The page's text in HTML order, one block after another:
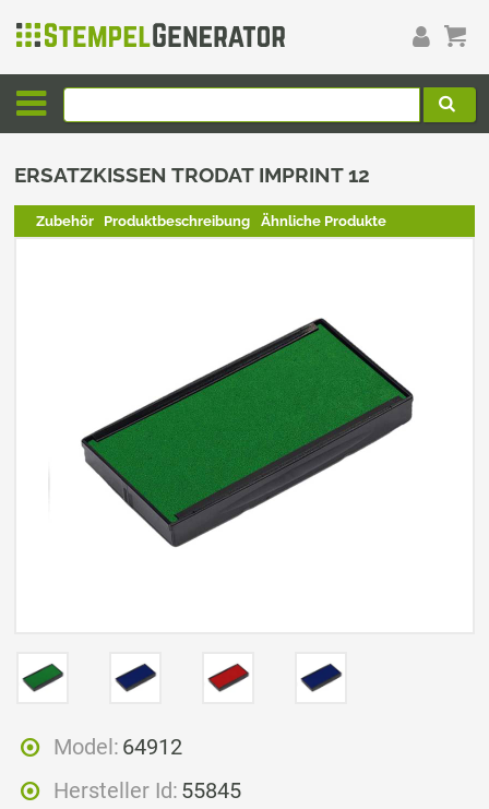
ERSATZKISSEN TRODAT IMPRINT 12
Zubehör Produktbeschreibung Ähnliche Produkte
Model: 64912
Hersteller Id: 55845